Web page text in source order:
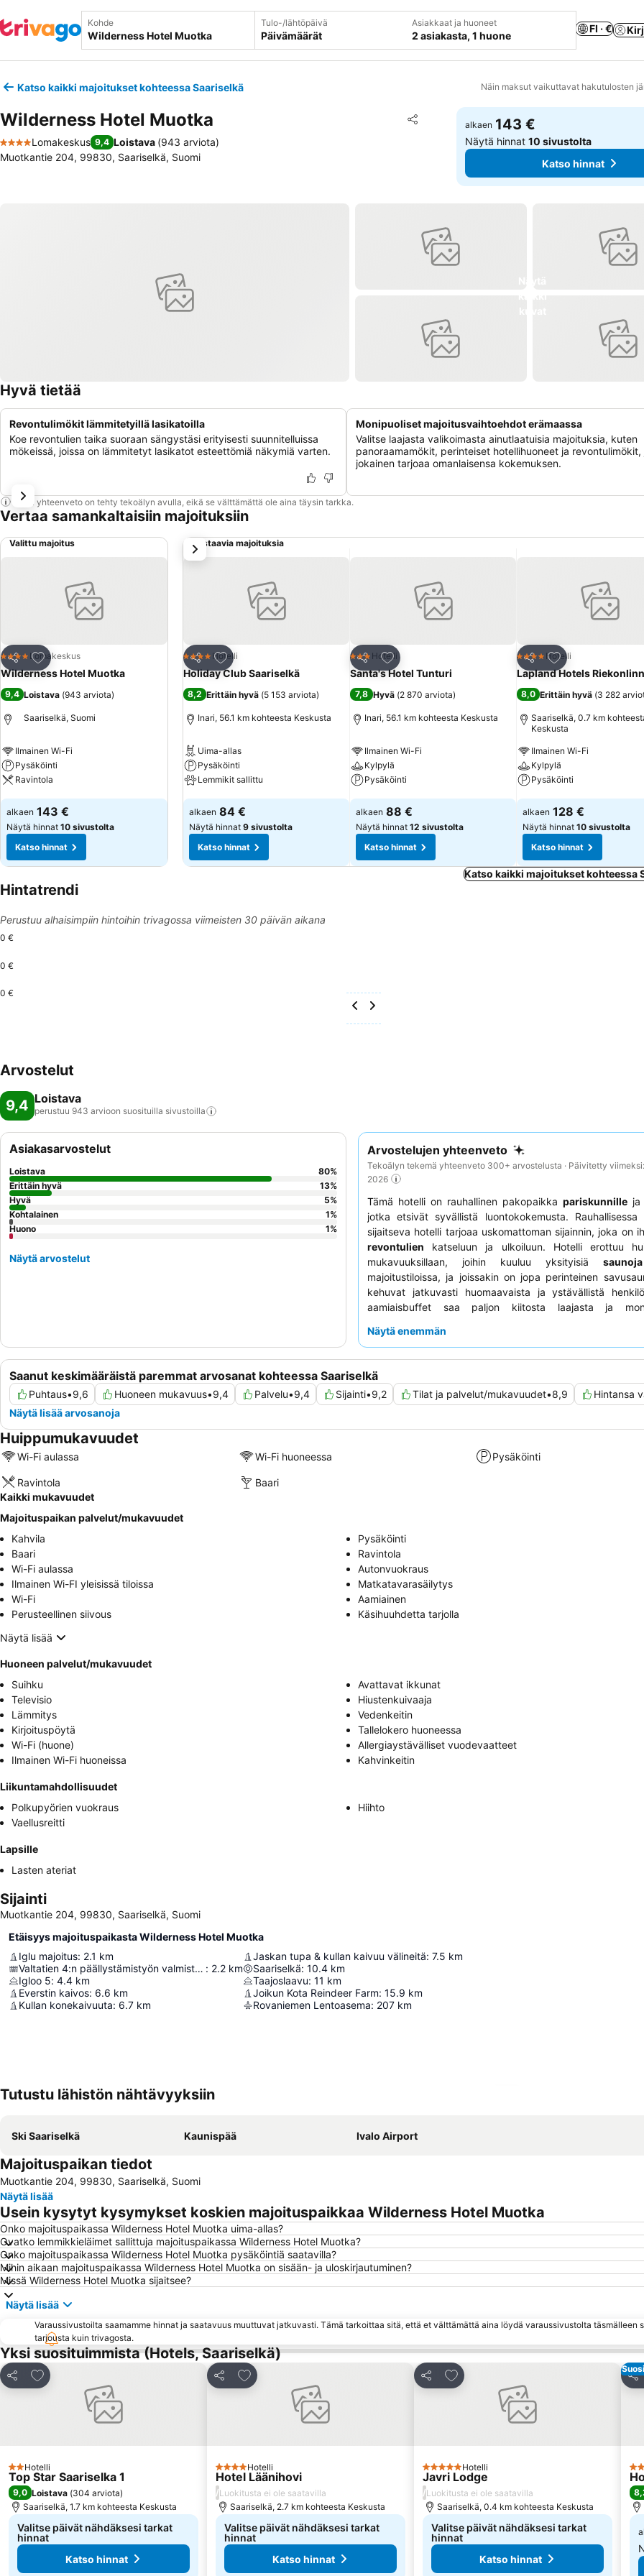
Kohde Tulo-/lähtöpäivä
Päivämäärät
Asiakkaat ja huoneet
2 asiakasta, 1 huone
FI · €
Katso kaikki majoitukset kohteessa Saariselkä Näin maksut vaikuttavat hakutulosten
Wilderness Hotel Muotka Jaa
Lisää suosikkeihin
4 Tähtiluokitus
Lomakeskus 9,4 Loistava (943 arviota)
Muotkantie 204, 99830, Saariselkä, Suomi
alkaen 143 €
Näytä hinnat10 sivustolta
Katso hinnat
Hyvä tietää
Revontulimökit lämmitetyillä lasikatoilla
Koe revontulien taika suoraan sängystäsi erityisesti suunnitelluissa
mökeissä, joissa on lämmitetyt lasikatot esteettömiä näkymiä varten.
Monipuoliset majoitusvaihtoehdot erämaassa
Valitse laajasta valikoimasta ainutlaatuisia majoituksia, kuten
panoraamamökit, perinteiset hotellihuoneet ja revontulimökit,
jokainen tarjoaa omanlaisensa kokemuksen.
Tämä yhteenveto on tehty tekoälyn avulla, eikä se välttämättä ole aina täysin tarkka.
Vertaa samankaltaisiin majoituksiin
Valittu majoitus
Jaa
Lisää suosikkeihin
4 Tähtiluokitus
Lomakeskus
Wilderness Hotel Muotka
9,4 Loistava (943 arviota)
Saariselkä, Suomi
Ilmainen Wi-Fi
Pysäköinti
Ravintola
Katso hinnat
alkaen 143 €
Näytä hinnat 10 sivustolta
Katso hinnat
Vastaavia majoituksia
Jaa
Lisää suosikkeihin
4 Tähtiluokitus
Hotelli
Holiday Club Saariselkä
8,2 Erittäin hyvä (5 153 arviota)
Inari, 56.1 km kohteesta Keskusta
Uima-allas
Pysäköinti
Lemmikit sallittu
Katso hinnat
alkaen 84 €
Näytä hinnat 9 sivustolta
Katso hinnat
Jaa
Lisää suosikkeihin
3 Tähtiluokitus
Hotelli
Santa's Hotel Tunturi
7,8 Hyvä (2 870 arviota)
Inari, 56.1 km kohteesta Keskusta
Ilmainen Wi-Fi
Kylpylä
Pysäköinti
Katso hinnat
alkaen 88 €
Näytä hinnat 12 sivustolta
Katso hinnat
Jaa
Lisää suosikkeihin
4 Tähtiluokitus
Hotelli
Lapland Hotels
8,0 Erittäin hyvä (3 282
Saariselkä, 0.7 km
Keskusta
Ilmainen Wi-Fi
Kylpylä
Pysäköinti
Katso hinnat
alkaen 128 €
Näytä hinnat 10 sivustolta
Katso hinnat
seuraava
Katso kaikki majoitukset kohteessa
Hintatrendi
Perustuu alhaisimpiin hintoihin trivagossa viimeisten 30 päivän aikana
0 €
0 €
0 €
Arvostelut
9,4 Loistava
perustuu 943 arvioon suosituilla sivustoilla
Arvostelujen yhteenveto
Tekoälyn tekemä yhteenveto 300+ arvostelusta · Päivitetty
2026
Tämä hotelli on rauhallinen pakopaikka pariskunnille ja
jotka etsivät syvällistä luontokokemusta. Rauhallisessa
sijaitseva hotelli tarjoaa uskomattoman sijainnin, joka on
revontulien katseluun ja ulkoiluun. Hotelli erottuu
mukavuuksillaan, joihin kuuluu yksityisiä saunoja
majoitustiloissa, ja joissakin on jopa perinteinen
kehuvat jatkuvasti huomaavaista ja ystävällistä
aamiaisbuffet saa paljon kiitosta laajasta ja
Aurora-mökinvaraamista upeiden yötaivaan näkymien
Näytä enemmän
Saanut keskimääräistä paremmat arvosanat kohteessa Saariselkä
Puhtaus•9,6 Huoneen mukavuus•9,4 Palvelu•9,4 Sijainti•9,2 Tilat ja palvelut/mukavuudet•8,9 Hintansa
Näytä lisää arvosanoja
Asiakasarvostelut
Loistava 80%
Erittäin hyvä
13%
Hyvä
5%
Kohtalainen
1%
Huono
1%
Näytä arvostelut
Huippumukavuudet
Wi-Fi aulassa Wi-Fi huoneessa Pysäköinti
Ravintola
Baari
Kaikki mukavuudet
Majoituspaikan palvelut/mukavuudet
Kahvila
Pysäköinti
Baari
Ravintola
Wi-Fi aulassa
Autonvuokraus
Ilmainen Wi-FI yleisissä tiloissa
Matkatavarasäilytys
Wi-Fi
Aamiainen
Perusteellinen siivous
Käsihuuhdetta tarjolla
Näytä lisää
Huoneen palvelut/mukavuudet
Suihku
Avattavat ikkunat
Televisio
Hiustenkuivaaja
Lämmitys
Vedenkeitin
Kirjoituspöytä
Tallelokero huoneessa
Wi-Fi (huone)
Allergiaystävälliset vuodevaatteet
Ilmainen Wi-Fi huoneissa
Kahvinkeitin
Liikuntamahdollisuudet
Polkupyörien vuokraus
Hiihto
Vaellusreitti
Lapsille
Lasten ateriat
Sijainti
Muotkantie 204, 99830, Saariselkä, Suomi
Etäisyys majoituspaikasta Wilderness Hotel Muotka
Iglu majoitus: 2.1 km
Valtatien 4:n päällystämistyön valmistumisen muistoksi 5.9.1978 : 2.2 km
Igloo 5: 4.4 km
Everstin kaivos: 6.6 km
Kullan konekaivuuta: 6.7 km
Jaskan tupa & kullan kaivuu välineitä: 7.5 km
Saariselkä: 10.4 km
Taajoslaavu: 11 km
Joikun Kota Reindeer Farm: 15.9 km
Rovaniemen Lentoasema: 207 km
Tutustu lähistön nähtävyyksiin
Ski Saariselkä Kaunispää Ivalo Airport
Majoituspaikan tiedot
Muotkantie 204, 99830, Saariselkä, Suomi
Näytä lisää
Usein kysytyt kysymykset koskien majoituspaikkaa Wilderness Hotel Muotka
Onko majoituspaikassa Wilderness Hotel Muotka uima-allas?
Ovatko lemmikkieläimet sallittuja majoituspaikassa Wilderness Hotel Muotka?
Onko majoituspaikassa Wilderness Hotel Muotka pysäköintiä saatavilla?
Mihin aikaan majoituspaikassa Wilderness Hotel Muotka on sisään- ja uloskirjautuminen?
Missä Wilderness Hotel Muotka sijaitsee?
Näytä lisää
Varaussivustoilta saamamme hinnat ja saatavuus muuttuvat jatkuvasti. Tämä tarkoittaa sitä, että et välttämättä aina löydä varaussivustolta täsmälleen
tarjousta kuin trivagosta.
Yksi suosituimmista (Hotels, Saariselkä)
Jaa
Lisää suosikkeihin
2 Tähtiluokitus
Hotelli
Top Star Saariselka 1
9,0 Loistava (304 arviota)
Saariselkä, 1.7 km kohteesta Keskusta
Valitse päivät nähdäksesi tarkat
hinnat
Katso hinnat
Jaa
Lisää suosikkeihin
4 Tähtiluokitus
Hotelli
Hotel Läänihovi
/Luokitusta ei ole saatavilla
Saariselkä, 2.7 km kohteesta Keskusta
Valitse päivät nähdäksesi tarkat
hinnat
Katso hinnat
Jaa
Lisää suosikkeihin
5 Tähtiluokitus
Hotelli
Javri Lodge
/Luokitusta ei ole saatavilla
Saariselkä, 0.4 km kohteesta Keskusta
Valitse päivät nähdäksesi tarkat
hinnat
Katso hinnat
Jaa
4